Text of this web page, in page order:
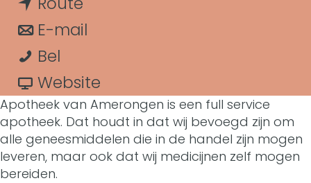
a
c
t
p
o
t
a
r
A
p
o
E-mail
a
r
A
p
Bel
p
o
t
h
Website
a
n
A
Apotheek van Amerongen is een full service
apotheek. Dat houdt in dat wij bevoegd zijn om
alle geneesmiddelen die in de handel zijn mogen
leveren, maar ook dat wij medicijnen zelf mogen
bereiden.